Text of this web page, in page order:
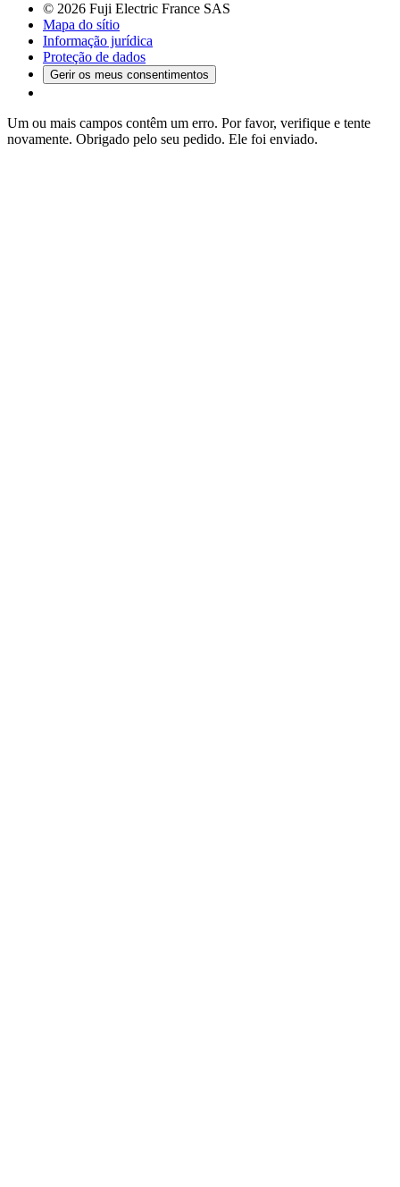
© 2026 Fuji Electric France SAS
Mapa do sítio
Informação jurídica
Proteção de dados
Gerir os meus consentimentos
Um ou mais campos contêm um erro. Por favor, verifique e tente
novamente. Obrigado pelo seu pedido. Ele foi enviado.